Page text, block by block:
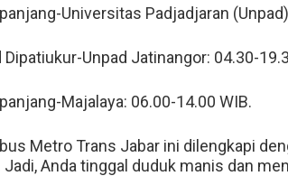
Universitas Padjadjaran
Dipatiukur-Unpad Jatinangor: 04.30-
Majalaya: 06.00-14.00 WIB.
Metro Trans Jabar ini dilengkapi
Jadi, Anda tinggal duduk manis dan